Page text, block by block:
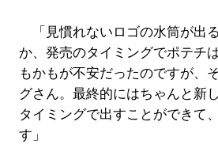
「見慣れないロゴの水筒が出
か、発売のタイミングでポテチ
もかもが不安だったのですが、
グさん。最終的にはちゃんと新
タイミングで出すことができて
す」